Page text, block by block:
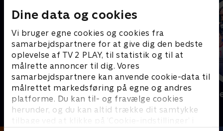
Dine data og cookies
Vi bruger egne cookies og cookies fra
samarbejdspartnere for at give dig den bedste
oplevelse af TV 2 PLAY, til statistik og til at
målrette annoncer til dig. Vores
samarbejdspartnere kan anvende cookie-data til
målrettet markedsføring på egne og andres
platforme. Du kan til- og fravælge cookies
herunder, og du kan altid trække dit samtykke
tilbage ved at klikke på ’Cookie-indstillinger’ i
Sport Fokus
Sport Sport